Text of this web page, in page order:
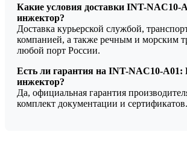
Какие условия доставки INT-NAC10-
инжектор?
Доставка курьерской службой,
компанией, а также речным и морским
любой порт России.
Есть ли гарантия на INT-NAC10-A01:
инжектор?
Да, официальная гарантия
комплект документации и сертификатов.